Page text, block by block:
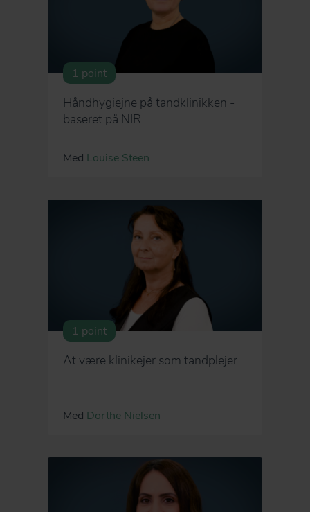
1 point
Håndhygiejne på tandklinikken -
baseret på NIR
Med Louise Steen
1 point
At være klinikejer som tandplejer
Med Dorthe Nielsen